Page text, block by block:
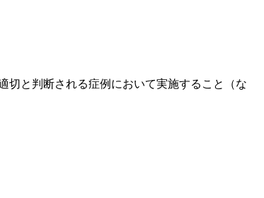
切と判断される症例において実施すること（な